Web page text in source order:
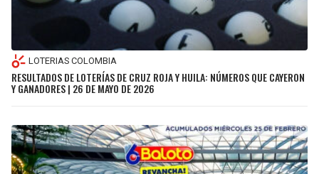
LOTERIAS COLOMBIA
RESULTADOS DE LOTERÍAS DE CRUZ ROJA Y HUILA: NÚMEROS QUE CAYERON
Y GANADORES | 26 DE MAYO DE 2026